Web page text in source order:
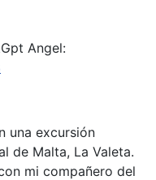
Angel:
una excursión
de Malta, La Valeta.
mi compañero del